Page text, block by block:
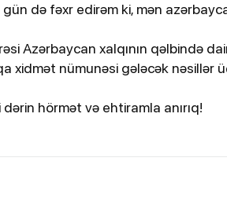
də fəxr edirəm ki, mən
Azərbaycan xalqının qəlbində
xidmət nümunəsi gələcək nəsillər
hörmət və ehtiramla anırıq!